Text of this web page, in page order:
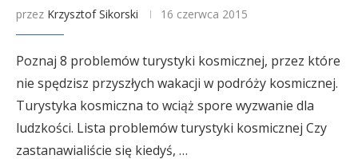
przez Krzysztof Sikorski 16 czerwca 2015
Poznaj 8 problemów turystyki kosmicznej, przez które
nie spędzisz przyszłych wakacji w podróży kosmicznej.
Turystyka kosmiczna to wciąż spore wyzwanie dla
ludzkości. Lista problemów turystyki kosmicznej Czy
zastanawialiście się kiedyś, …